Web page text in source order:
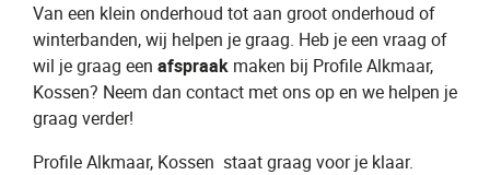
Van een klein onderhoud tot aan groot onderhoud of
winterbanden, wij helpen je graag. Heb je een vraag of
wil je graag een ​ afspraak ​ maken bij Profile Alkmaar,
Kossen​? Neem dan contact met ons op en we helpen je
graag verder!
Profile Alkmaar, Kossen ​ staat graag voor je klaar.